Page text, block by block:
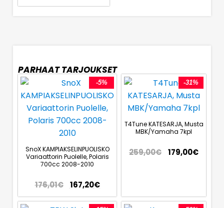
PARHAAT TARJOUKSET
-5%
SnoX KAMPIAKSELINPUOLISKO
Variaattorin Puolelle, Polaris
700cc 2008-2010
176,01€ 167,20€
-31%
T4Tune KATESARJA, Musta
MBK/Yamaha 7kpl
259,00€ 179,00€